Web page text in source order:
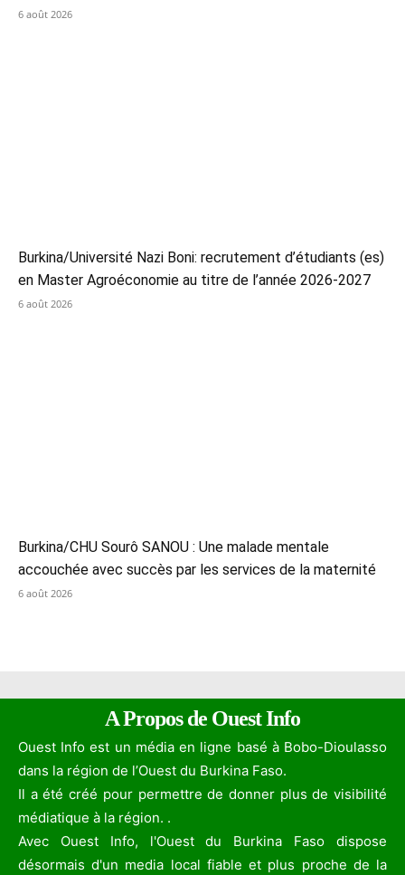
6 août 2026
Burkina/Université Nazi Boni: recrutement d’étudiants (es)
en Master Agroéconomie au titre de l’année 2026-2027
6 août 2026
Burkina/CHU Sourô SANOU : Une malade mentale
accouchée avec succès par les services de la maternité
6 août 2026
A Propos de Ouest Info
Ouest Info est un média en ligne basé à Bobo-Dioulasso
dans la région de l’Ouest du Burkina Faso.
Il a été créé pour permettre de donner plus de visibilité
médiatique à la région. .
Avec Ouest Info, l'Ouest du Burkina Faso dispose
désormais d'un media local fiable et plus proche de la